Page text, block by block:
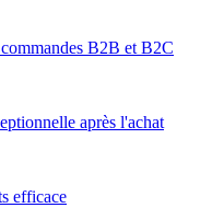
B2B et B2C
après l'achat
efficace